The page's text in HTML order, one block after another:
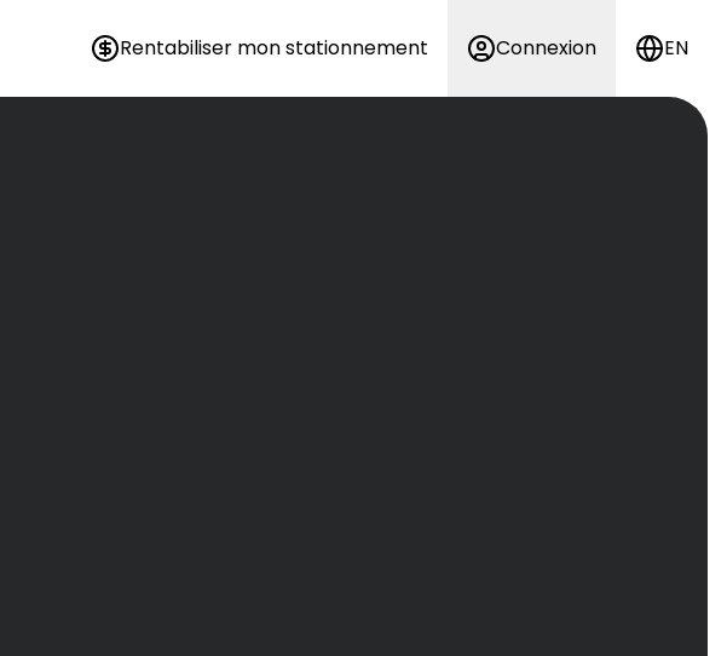
Rentabiliser mon stationnement Connexion EN